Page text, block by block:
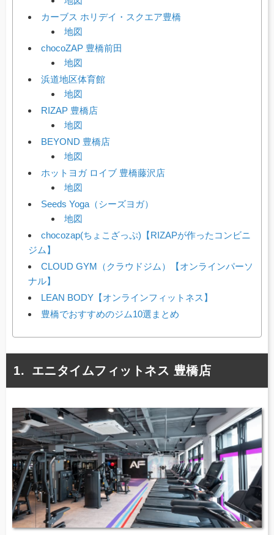
カーブス ホリデイ・スクエア豊橋
地図
chocoZAP 豊橋前田
地図
浜道地区体育館
地図
RIZAP 豊橋店
地図
BEYOND 豊橋店
地図
ホットヨガ ロイブ 豊橋藤沢店
地図
Seeds Yoga（シーズヨガ）
地図
chocozap(ちょこざっぷ)【RIZAPが作ったコンビニ
ジム】
CLOUD GYM（クラウドジム）【オンラインパーソ
ナル】
LEAN BODY【オンラインフィットネス】
豊橋でおすすめのジム10選まとめ
エニタイムフィットネス 豊橋店